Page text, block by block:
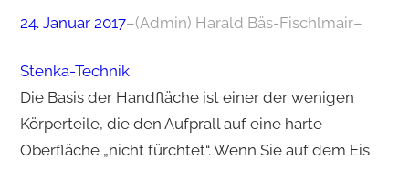
24. Januar 2017–(Admin) Harald Bäs-Fischlmair–
Stenka-Technik
Die Basis der Handfläche ist einer der wenigen
Körperteile, die den Aufprall auf eine harte
Oberfläche „nicht fürchtet“. Wenn Sie auf dem Eis